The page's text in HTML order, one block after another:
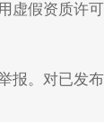
虚假资质许可
报。对已发布